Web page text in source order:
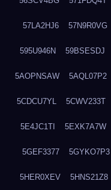
57LA2HJ6 57N9R0VG
595U946N 59BSESDJ
5AOPNSAW 5AQL07P2
5CDCU7YL 5CWV233T
5E4JC1TI 5EXK7A7W
5GEF3377 5GYKO7P3
5HER0XEV 5HNS21Z8